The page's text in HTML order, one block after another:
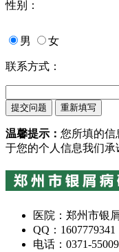
性别：
男 女
联系方式：
温馨提示： 您所填的信
于您的个人信息我们承
医院：郑州市银
QQ：1607779341
电话：0371-